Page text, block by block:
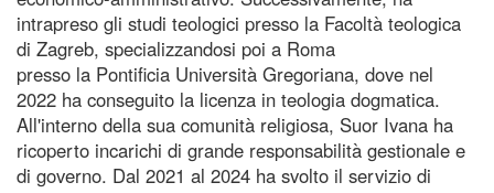
intrapreso gli studi teologici presso la Facoltà teologica
di Zagreb, specializzandosi poi a Roma
presso la Pontificia Università Gregoriana, dove nel
2022 ha conseguito la licenza in teologia dogmatica.
All'interno della sua comunità religiosa, Suor Ivana ha
ricoperto incarichi di grande responsabilità gestionale e
di governo. Dal 2021 al 2024 ha svolto il servizio di